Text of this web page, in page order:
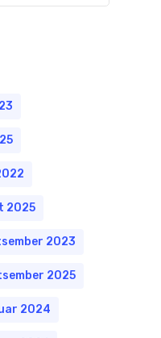
2025
2023
2025
2024